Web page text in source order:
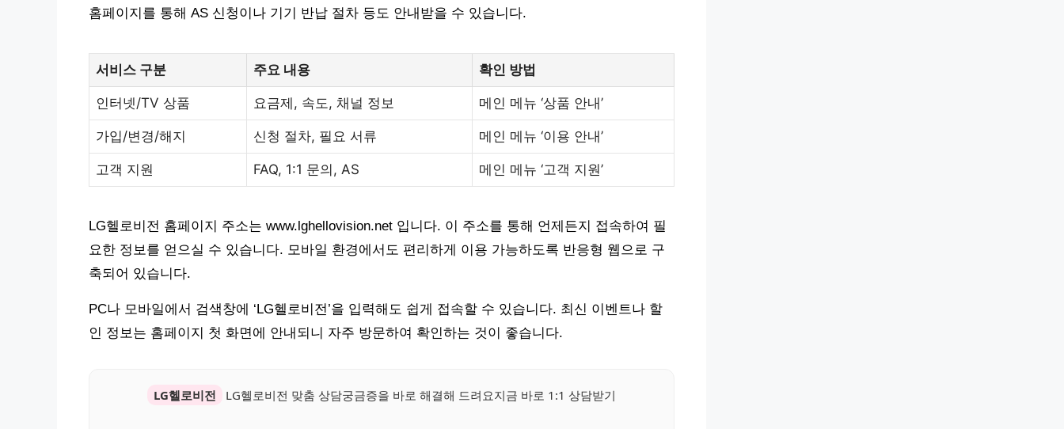
홈페이지를 통해 AS 신청이나 기기 반납 절차 등도 안내받을 수 있습니다.
서비스 구분 주요 내용 확인 방법
인터넷/TV 상품 요금제, 속도, 채널 정보 메인 메뉴 ‘상품 안내’
가입/변경/해지 신청 절차, 필요 서류 메인 메뉴 ‘이용 안내’
고객 지원 FAQ, 1:1 문의, AS 메인 메뉴 ‘고객 지원’
LG헬로비전 홈페이지 주소는 www.lghellovision.net 입니다. 이 주소를 통해 언제든지 접속하여 필
요한 정보를 얻으실 수 있습니다. 모바일 환경에서도 편리하게 이용 가능하도록 반응형 웹으로 구
축되어 있습니다.
PC나 모바일에서 검색창에 ‘LG헬로비전’을 입력해도 쉽게 접속할 수 있습니다. 최신 이벤트나 할
인 정보는 홈페이지 첫 화면에 안내되니 자주 방문하여 확인하는 것이 좋습니다.
LG헬로비전 LG헬로비전 맞춤 상담궁금증을 바로 해결해 드려요지금 바로 1:1 상담받기